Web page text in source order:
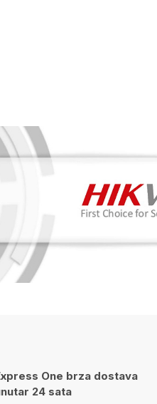
One brza dostava
24 sata